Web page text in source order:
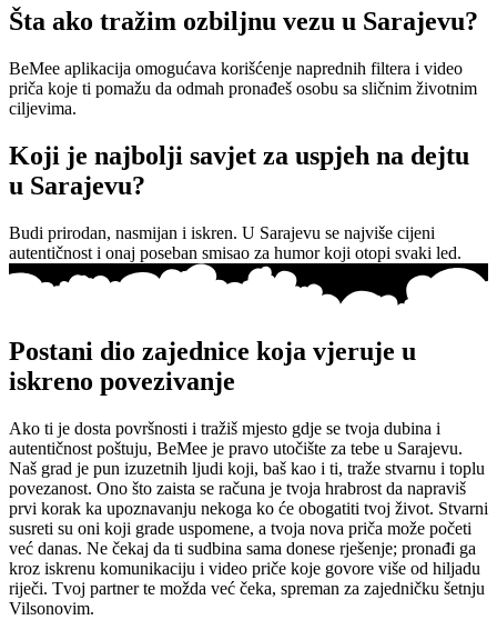
Šta ako tražim ozbiljnu vezu u Sarajevu?
BeMee aplikacija omogućava korišćenje naprednih filtera i video
priča koje ti pomažu da odmah pronađeš osobu sa sličnim životnim
ciljevima.
Koji je najbolji savjet za uspjeh na dejtu
u Sarajevu?
Budi prirodan, nasmijan i iskren. U Sarajevu se najviše cijeni
autentičnost i onaj poseban smisao za humor koji otopi svaki led.
Postani dio zajednice koja vjeruje u
iskreno povezivanje
Ako ti je dosta površnosti i tražiš mjesto gdje se tvoja dubina i
autentičnost poštuju, BeMee je pravo utočište za tebe u Sarajevu.
Naš grad je pun izuzetnih ljudi koji, baš kao i ti, traže stvarnu i toplu
povezanost. Ono što zaista se računa je tvoja hrabrost da napraviš
prvi korak ka upoznavanju nekoga ko će obogatiti tvoj život. Stvarni
susreti su oni koji grade uspomene, a tvoja nova priča može početi
već danas. Ne čekaj da ti sudbina sama donese rješenje; pronađi ga
kroz iskrenu komunikaciju i video priče koje govore više od hiljadu
riječi. Tvoj partner te možda već čeka, spreman za zajedničku šetnju
Vilsonovim.